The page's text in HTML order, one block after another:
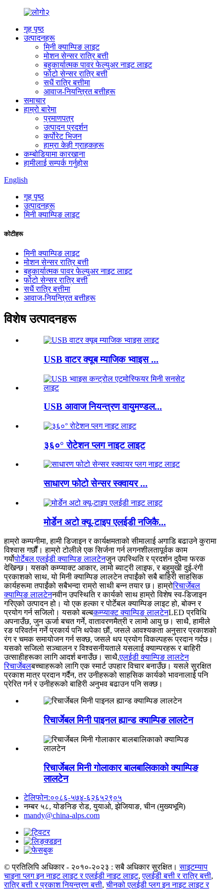
गृह पृष्ठ
उत्पादनहरू
मिनी क्याम्पिङ लाइट
मोशन सेन्सर रात्रि बत्ती
बहुकार्यात्मक पावर फेल्युअर नाइट लाइट
फोटो सेन्सर रात्रि बत्ती
सधैं रात्रि बत्तीमा
आवाज-नियन्त्रित बत्तीहरू
समाचार
हाम्रो बारेमा
प्रमाणपत्र
उत्पादन प्रदर्शन
कर्पोरेट भिजन
हाम्रा केही ग्राहकहरू
कम्बोडियामा कारखाना
हामीलाई सम्पर्क गर्नुहोस
English
गृह पृष्ठ
उत्पादनहरू
मिनी क्याम्पिङ लाइट
कोटीहरू
मिनी क्याम्पिङ लाइट
मोशन सेन्सर रात्रि बत्ती
बहुकार्यात्मक पावर फेल्युअर नाइट लाइट
फोटो सेन्सर रात्रि बत्ती
सधैं रात्रि बत्तीमा
आवाज-नियन्त्रित बत्तीहरू
विशेष उत्पादनहरू
USB वाटर क्यूब म्याजिक भ्वाइस ...
USB आवाज नियन्त्रण वायुमण्डल...
३६०° रोटेशन प्लग नाइट लाइट
साधारण फोटो सेन्सर स्क्वायर ...
मोर्डेन अटो क्यू-टाइप एलईडी नजिकै...
हाम्रो कम्पनीमा, हामी डिजाइन र कार्यक्षमताको सीमालाई अगाडि बढाउने कुरामा
विश्वास गर्छौं। हाम्रो टोलीले एक सिर्जना गर्न लगनशीलतापूर्वक काम
गर्योपोर्टेबल एलईडी क्याम्पिङ लालटेनजुन उपस्थिति र प्रदर्शन दुवैमा फरक
देखिन्छ। यसको कम्प्याक्ट आकार, लामो ब्याट्री लाइफ, र बहुमुखी दुई-रंगी
प्रकाशको साथ, यो मिनी क्याम्पिङ लालटेन तपाईंको सबै बाहिरी साहसिक
कार्यहरूमा तपाईंको सबैभन्दा राम्रो साथी बन्न तयार छ। हाम्रोरिचार्जेबल
क्याम्पिङ लालटेननवीन उपस्थिति र कार्यको साथ हाम्रो विशेष स्व-डिजाइन
गरिएको उत्पादन हो। यो एक हल्का र पोर्टेबल क्याम्पिङ लाइट हो, बोक्न र
प्रयोग गर्न सजिलो। यसको बल्बकम्प्याक्ट क्याम्पिङ लालटेनLED प्रविधि
अपनाउँछ, जुन ऊर्जा बचत गर्ने, वातावरणमैत्री र लामो आयु छ। साथै, हामीले
रङ परिवर्तन गर्ने प्रकार्य पनि थपेका छौं, जसले आवश्यकता अनुसार प्रकाशको
रंग र चमक समायोजन गर्न सक्छ, जसले थप प्रयोग विकल्पहरू प्रदान गर्दछ।
यसको सजिलो सञ्चालन र विश्वसनीयताले यसलाई क्याम्परहरू र बाहिरी
उत्साहीहरूका लागि आदर्श बनाउँछ। साथै,एलईडी क्याम्पिङ लालटेन
रिचार्जेबलबच्चाहरूको लागि एक स्मार्ट उपहार विचार बनाउँछ। यसले सुरक्षित
प्रकाश मात्र प्रदान गर्दैन, तर उनीहरूको साहसिक कार्यको भावनालाई पनि
प्रेरित गर्न र उनीहरूको बाहिरी अनुभव बढाउन पनि सक्छ।
रिचार्जेबल मिनी पाइनल ह्यान्ड क्याम्पिङ लालटेन
रिचार्जेबल मिनी गोलाकार बालबालिकाको क्याम्पिङ
लालटेन
टेलिफोन:००८६-५७४-६२६५२९०५
नम्बर ५८, योङनिङ रोड, युयाओ, झेजियाङ, चीन (मुख्यभूमि)
mandy@china-alps.com
© प्रतिलिपि अधिकार - २०१०-२०२३ : सबै अधिकार सुरक्षित। साइटम्याप
चाइना प्लग इन नाइट लाइट र एलईडी नाइट लाइट,एलईडी बत्ती र रात्रि बत्ती,
रात्रि बत्ती र प्रकाश नियन्त्रण बत्ती,चीनको एलईडी प्लग इन नाइट लाइट र